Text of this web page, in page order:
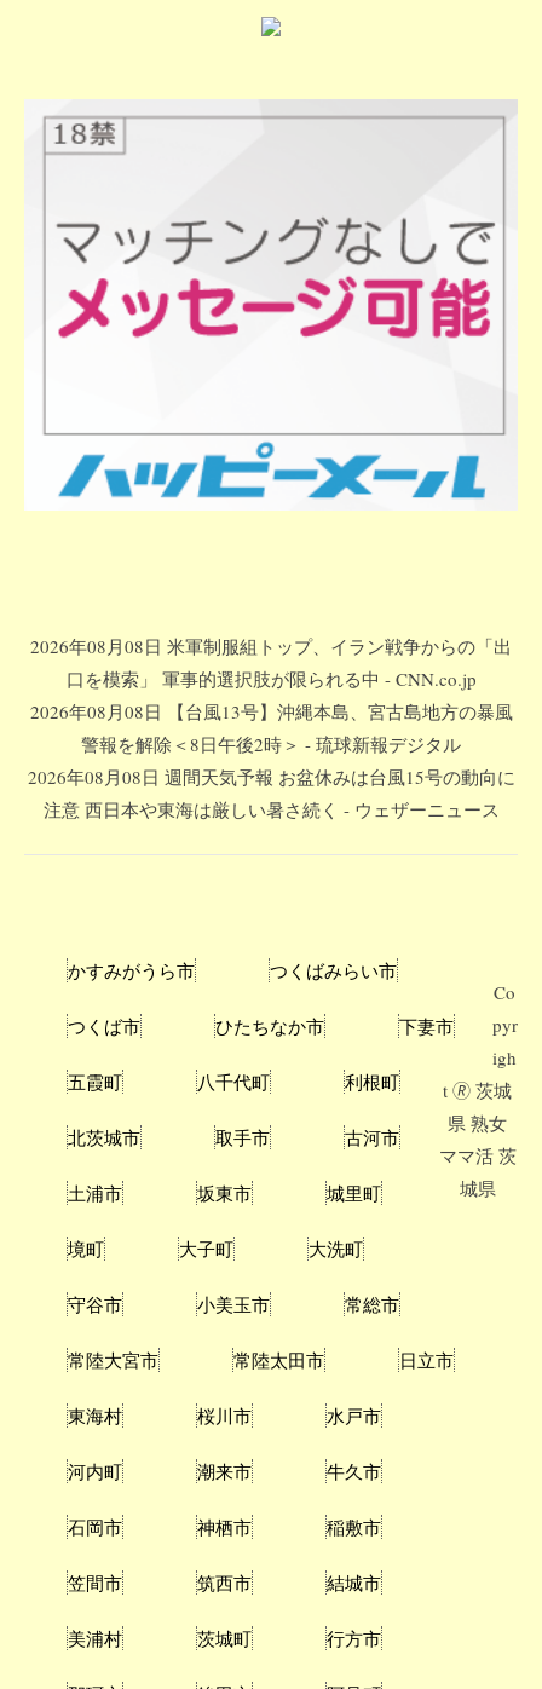
2026年08月08日 米軍制服組トップ、イラン戦争からの「出
口を模索」 軍事的選択肢が限られる中 - CNN.co.jp
2026年08月08日 【台風13号】沖縄本島、宮古島地方の暴風
警報を解除＜8日午後2時＞ - 琉球新報デジタル
2026年08月08日 週間天気予報 お盆休みは台風15号の動向に
注意 西日本や東海は厳しい暑さ続く - ウェザーニュース
かすみがうら市 つくばみらい市
つくば市 ひたちなか市 下妻市
五霞町 八千代町 利根町
北茨城市 取手市 古河市
土浦市 坂東市 城里町
境町 大子町 大洗町
守谷市 小美玉市 常総市
常陸大宮市 常陸太田市 日立市
東海村 桜川市 水戸市
河内町 潮来市 牛久市
石岡市 神栖市 稲敷市
笠間市 筑西市 結城市
美浦村 茨城町 行方市
Co
pyr
igh
t 🄬 茨城
県 熟女
ママ活 茨
城県